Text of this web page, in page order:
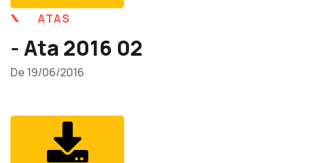
ATAS
- Ata 2016 02
De 19/06/2016